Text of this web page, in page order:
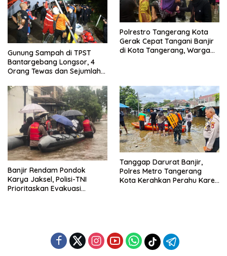
Gunung Sampah di TPST
Bantargebang Longsor, 4
Orang Tewas dan Sejumlah
Polrestro Tangerang Kota
Gerak Cepat Tangani Banjir
di Kota Tangerang, Warga
Banjir Rendam Pondok
Karya Jaksel, Polisi-TNI
Prioritaskan Evakuasi
Tanggap Darurat Banjir,
Polres Metro Tangerang
Kota Kerahkan Perahu Karet